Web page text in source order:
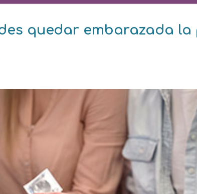
quedar embarazada la